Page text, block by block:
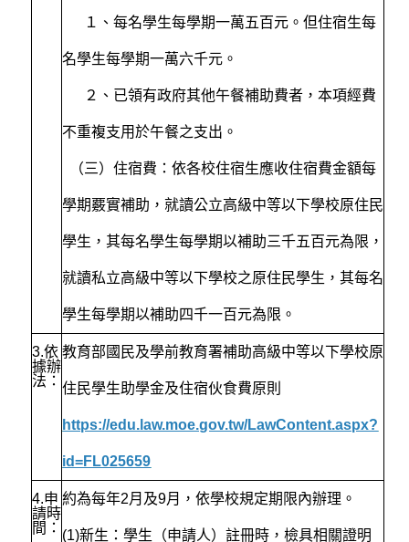
１、每名學生每學期一萬五百元。但住宿生每
名學生每學期一萬六千元。
２、已領有政府其他午餐補助費者，本項經費
不重複支用於午餐之支出。
（三）住宿費：依各校住宿生應收住宿費金額每
學期覈實補助，就讀公立高級中等以下學校原住民
學生，其每名學生每學期以補助三千五百元為限，
就讀私立高級中等以下學校之原住民學生，其每名
學生每學期以補助四千一百元為限。
3.依
據辦
法：
教育部國民及學前教育署補助高級中等以下學校原
住民學生助學金及住宿伙食費原則
https://edu.law.moe.gov.tw/LawContent.aspx?
id=FL025659
4.申
請時
間：
約為每年2月及9月，依學校規定期限內辦理。
(1)新生：學生（申請人）註冊時，檢具相關證明